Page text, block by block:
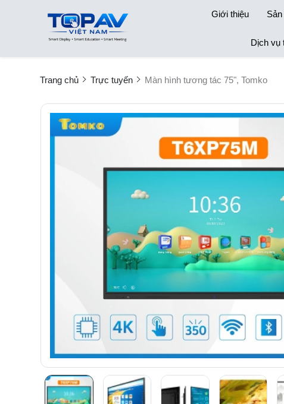
Giới thiệu
Dịch vụ
Trang chủ Trực tuyến Màn hình tương tác 75", Tomko